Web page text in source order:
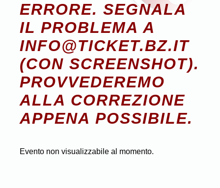
ERRORE. SEGNALA
IL PROBLEMA A
INFO@TICKET.BZ.IT
(CON SCREENSHOT).
PROVVEDEREMO
ALLA CORREZIONE
APPENA POSSIBILE.
Evento non visualizzabile al momento.